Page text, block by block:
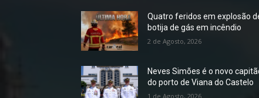
Quatro feridos em explosão
botija de gás em incêndio
2 de Agosto, 2026
Neves Simões é o novo
do porto de Viana do Castelo
1 de Agosto, 2026